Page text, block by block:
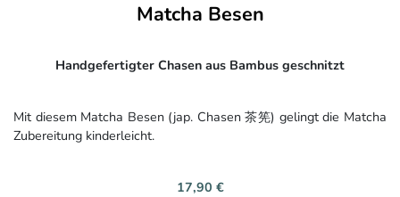
Matcha Besen
Handgefertigter Chasen aus Bambus geschnitzt
Mit diesem Matcha Besen (jap. Chasen 茶筅) gelingt die Matcha
Zubereitung kinderleicht.
17,90 €